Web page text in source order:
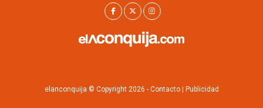
elanconquija © Copyright 2026 - Contacto| Publicidad